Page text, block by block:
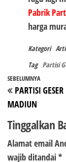
Pabrik
harga
Kategori
Tag Partisi
Navigasi
pos
Pos
Sebelumnya
SEBELUMNYA
PARTISI
MADIUN
Tinggalkan
Alamat email
wajib ditandai*